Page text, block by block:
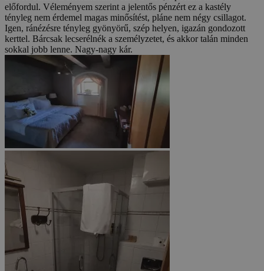
előfordul. Véleményem szerint a jelentős pénzért ez a kastély
tényleg nem érdemel magas minősítést, pláne nem négy csillagot.
Igen, ránézésre tényleg gyönyörű, szép helyen, igazán gondozott
kerttel. Bárcsak lecserélnék a személyzetet, és akkor talán minden
sokkal jobb lenne. Nagy-nagy kár.